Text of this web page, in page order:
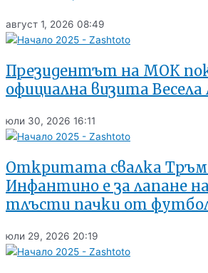
август 1, 2026 08:49
Президентът на МОК
официална визита Весела
юли 30, 2026 16:11
Откритата свалка
Инфантино е за лапане
тлъсти пачки от
юли 29, 2026 20:19